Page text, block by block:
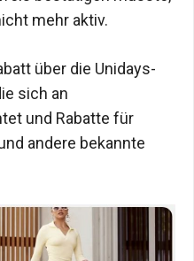
mehr aktiv.
über die Unidays-
sich an
und Rabatte für
andere bekannte